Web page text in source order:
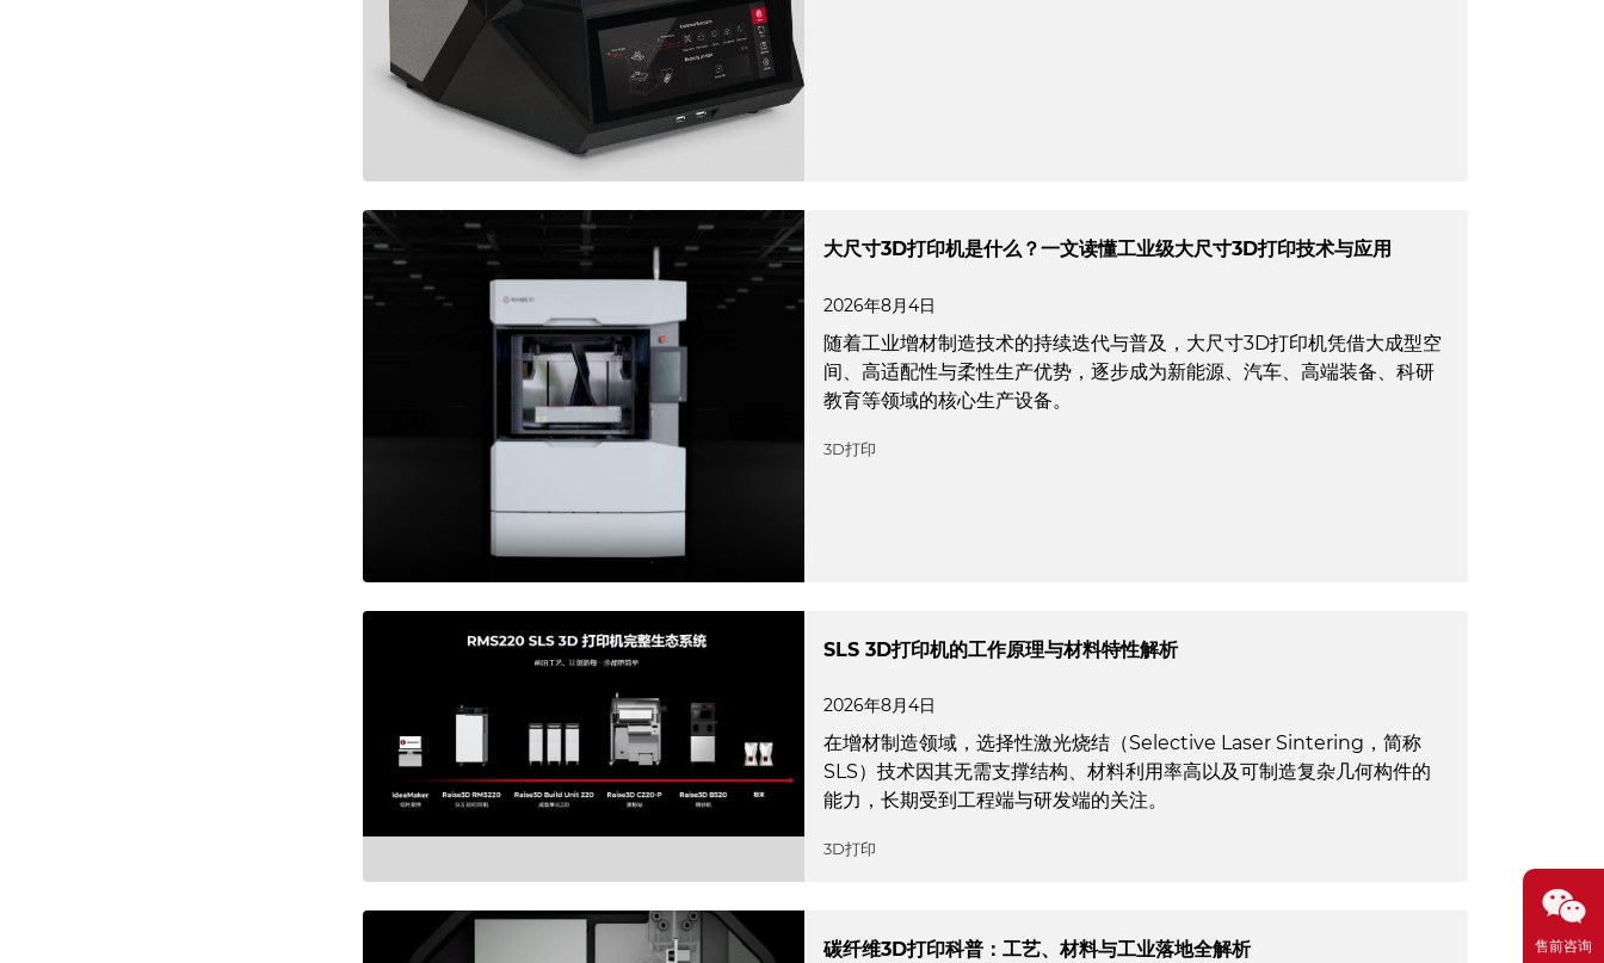
大尺寸3D打印机是什么？一文读懂工业级大尺寸3D打印技术与应用
2026年8月4日
随着工业增材制造技术的持续迭代与普及，大尺寸3D打印机凭借大成型空
间、高适配性与柔性生产优势，逐步成为新能源、汽车、高端装备、科研
教育等领域的核心生产设备。
3D打印
SLS 3D打印机的工作原理与材料特性解析
2026年8月4日
在增材制造领域，选择性激光烧结（Selective Laser Sintering，简称
SLS）技术因其无需支撑结构、材料利用率高以及可制造复杂几何构件的
能力，长期受到工程端与研发端的关注。
3D打印
碳纤维3D打印科普：工艺、材料与工业落地全解析 售前咨询